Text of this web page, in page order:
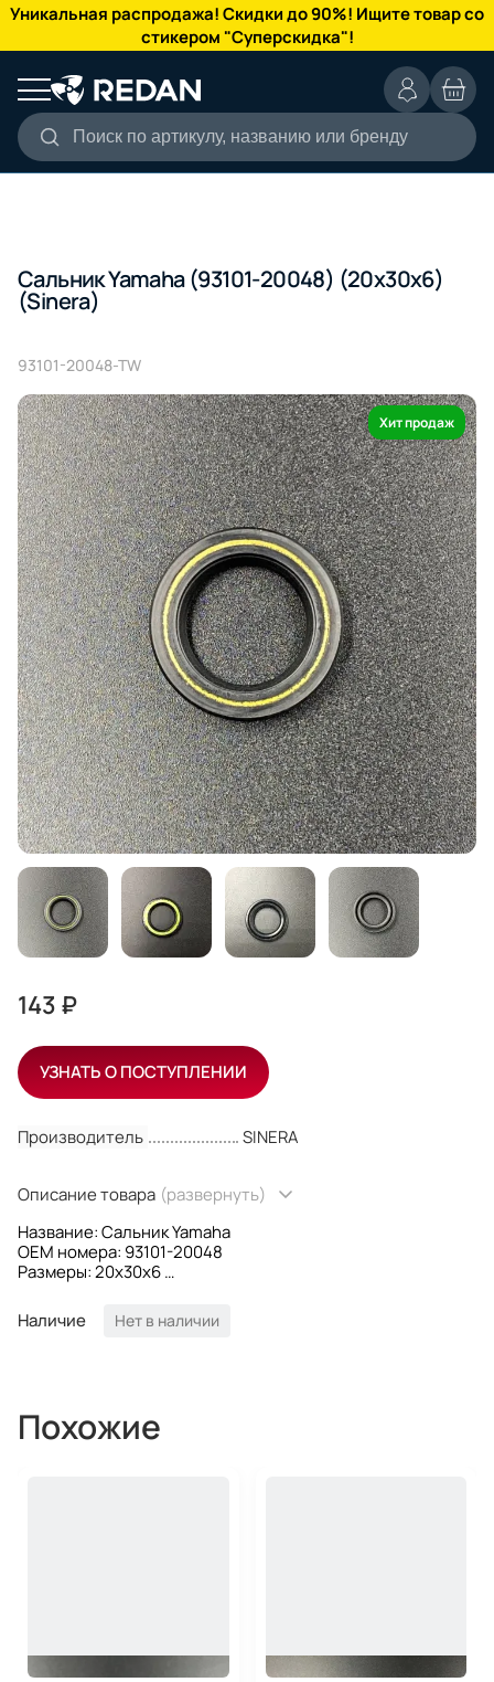
Уникальная распродажа! Скидки до 90%! Ищите товар со
стикером "Суперскидка"!
Поиск по артикулу, названию или бренду
КАТАЛОГ
Сальник Yamaha (93101-20048) (20x30x6)
(Sinera)
93101-20048-TW
Хит продаж
Производитель SINERA
Описание товара (развернуть)
Название: Сальник Yamaha
OEM номера: 93101-20048
Размеры: 20x30x6
Наличие
Нет в наличии
143 ₽
УЗНАТЬ О ПОСТУПЛЕНИИ
Похожие